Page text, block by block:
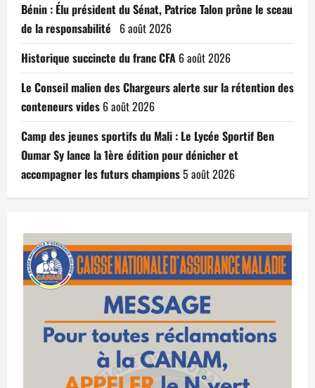
Bénin : Élu président du Sénat, Patrice Talon prône le sceau
de la responsabilité 6 août 2026
Historique succincte du franc CFA 6 août 2026
Le Conseil malien des Chargeurs alerte sur la rétention des
conteneurs vides 6 août 2026
Camp des jeunes sportifs du Mali : Le Lycée Sportif Ben
Oumar Sy lance la 1ère édition pour dénicher et
accompagner les futurs champions5 août 2026